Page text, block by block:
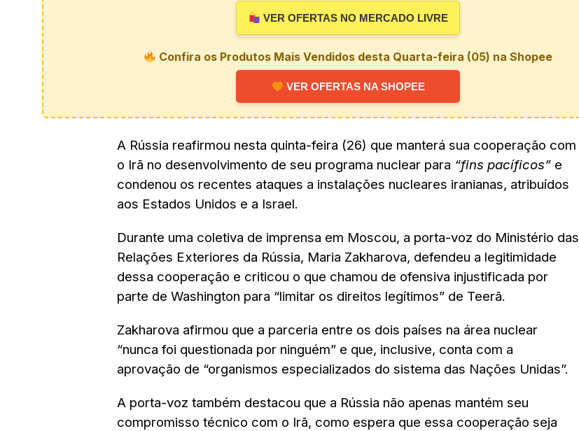
VER OFERTAS NO MERCADO LIVRE
Confira os Produtos Mais Vendidos desta Quarta-feira (05) na Shopee
VER OFERTAS NA SHOPEE
A Rússia reafirmou nesta quinta-feira (26) que manterá sua cooperação com
o Irã no desenvolvimento de seu programa nuclear para “fins pacíficos” e
condenou os recentes ataques a instalações nucleares iranianas, atribuídos
aos Estados Unidos e a Israel.
Durante uma coletiva de imprensa em Moscou, a porta-voz do Ministério das
Relações Exteriores da Rússia, Maria Zakharova, defendeu a legitimidade
dessa cooperação e criticou o que chamou de ofensiva injustificada por
parte de Washington para “limitar os direitos legítimos” de Teerã.
Zakharova afirmou que a parceria entre os dois países na área nuclear
“nunca foi questionada por ninguém” e que, inclusive, conta com a
aprovação de “organismos especializados do sistema das Nações Unidas”.
A porta-voz também destacou que a Rússia não apenas mantém seu
compromisso técnico com o Irã, como espera que essa cooperação seja